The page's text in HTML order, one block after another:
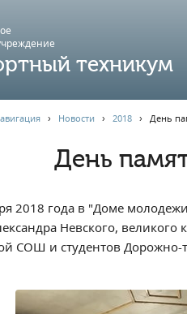
техникум
› Новости › 2018› День
День
2018 года в "Доме
Невского,
СОШ и студентов